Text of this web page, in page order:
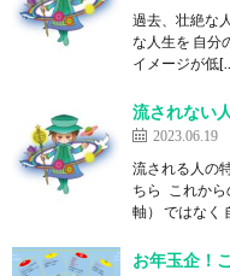
過去、壮絶な
な人生を 自分
イメージが低
流されない
2023.06.19
流される人の
ちら これから
軸） ではなく
お年玉企！